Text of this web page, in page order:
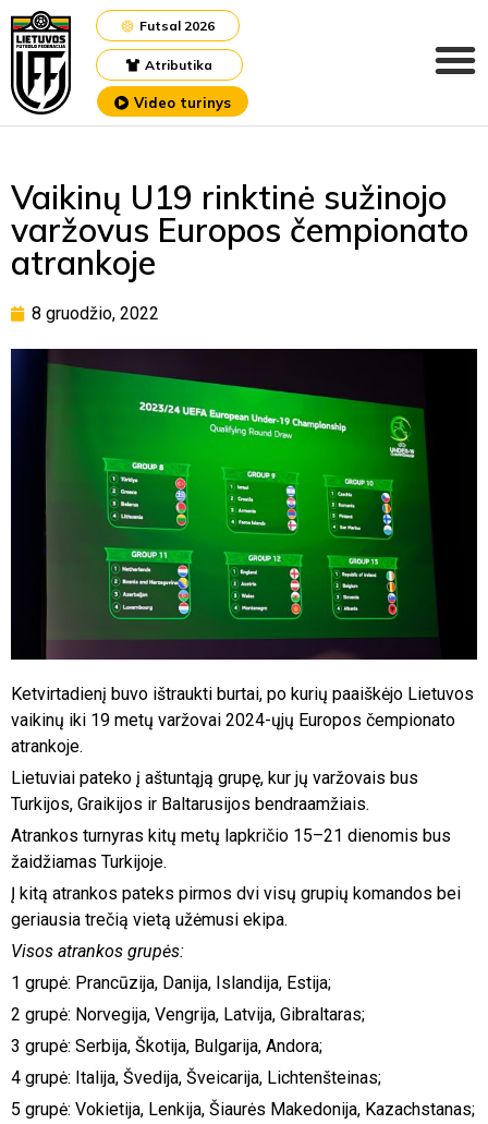
Atributika
Futsal 2026
Video turinys
Vaikinų U19 rinktinė sužinojo
varžovus Europos čempionato
atrankoje
8 gruodžio, 2022
Ketvirtadienį buvo ištraukti burtai, po kurių paaiškėjo Lietuvos
vaikinų iki 19 metų varžovai 2024-ųjų Europos čempionato
atrankoje.
Lietuviai pateko į aštuntąją grupę, kur jų varžovais bus
Turkijos, Graikijos ir Baltarusijos bendraamžiais.
Atrankos turnyras kitų metų lapkričio 15–21 dienomis bus
žaidžiamas Turkijoje.
Į kitą atrankos pateks pirmos dvi visų grupių komandos bei
geriausia trečią vietą užėmusi ekipa.
Visos atrankos grupės:
1 grupė: Prancūzija, Danija, Islandija, Estija;
2 grupė: Norvegija, Vengrija, Latvija, Gibraltaras;
3 grupė: Serbija, Škotija, Bulgarija, Andora;
4 grupė: Italija, Švedija, Šveicarija, Lichtenšteinas;
5 grupė: Vokietija, Lenkija, Šiaurės Makedonija, Kazachstanas;